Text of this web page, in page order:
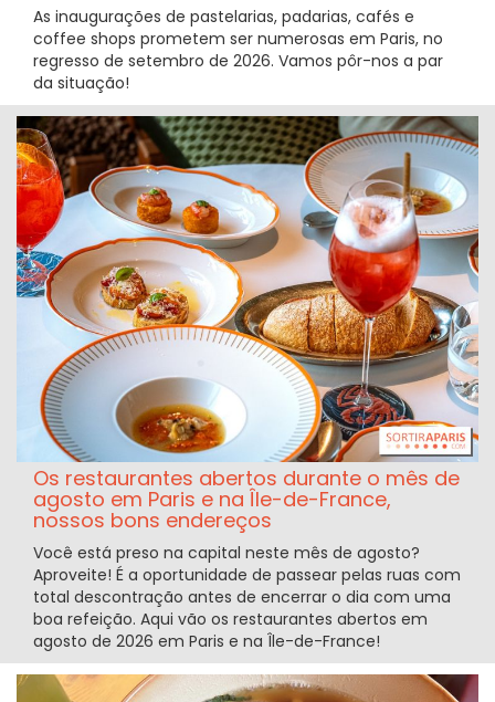
As inaugurações de pastelarias, padarias, cafés e
coffee shops prometem ser numerosas em Paris, no
regresso de setembro de 2026. Vamos pôr-nos a par
da situação!
Os restaurantes abertos durante o mês de
agosto em Paris e na Île-de-France,
nossos bons endereços
Você está preso na capital neste mês de agosto?
Aproveite! É a oportunidade de passear pelas ruas com
total descontração antes de encerrar o dia com uma
boa refeição. Aqui vão os restaurantes abertos em
agosto de 2026 em Paris e na Île-de-France!